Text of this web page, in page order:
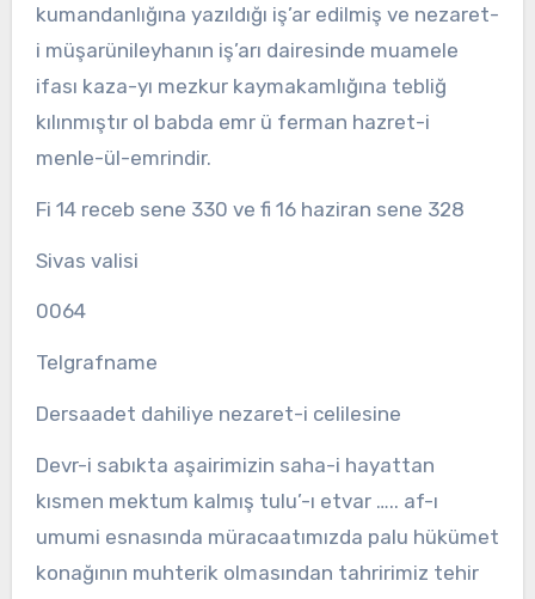
kumandanlığına yazıldığı iş’ar edilmiş ve nezaret-
i müşarünileyhanın iş’arı dairesinde muamele
ifası kaza-yı mezkur kaymakamlığına tebliğ
kılınmıştır ol babda emr ü ferman hazret-i
menle-ül-emrindir.
Fi 14 receb sene 330 ve fi 16 haziran sene 328
Sivas valisi
0064
Telgrafname
Dersaadet dahiliye nezaret-i celilesine
Devr-i sabıkta aşairimizin saha-i hayattan
kısmen mektum kalmış tulu’-ı etvar ….. af-ı
umumi esnasında müracaatımızda palu hükümet
konağının muhterik olmasından tahririmiz tehir